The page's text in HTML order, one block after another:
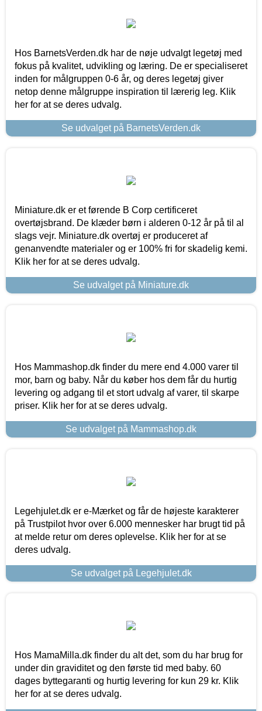
Hos BarnetsVerden.dk har de nøje udvalgt legetøj med
fokus på kvalitet, udvikling og læring. De er specialiseret
inden for målgruppen 0-6 år, og deres legetøj giver
netop denne målgruppe inspiration til lærerig leg. Klik
her for at se deres udvalg.
Se udvalget på BarnetsVerden.dk
Miniature.dk er et førende B Corp certificeret
overtøjsbrand. De klæder børn i alderen 0-12 år på til al
slags vejr. Miniature.dk overtøj er produceret af
genanvendte materialer og er 100% fri for skadelig kemi.
Klik her for at se deres udvalg.
Se udvalget på Miniature.dk
Hos Mammashop.dk finder du mere end 4.000 varer til
mor, barn og baby. Når du køber hos dem får du hurtig
levering og adgang til et stort udvalg af varer, til skarpe
priser. Klik her for at se deres udvalg.
Se udvalget på Mammashop.dk
Legehjulet.dk er e-Mærket og får de højeste karakterer
på Trustpilot hvor over 6.000 mennesker har brugt tid på
at melde retur om deres oplevelse. Klik her for at se
deres udvalg.
Se udvalget på Legehjulet.dk
Hos MamaMilla.dk finder du alt det, som du har brug for
under din graviditet og den første tid med baby. 60
dages byttegaranti og hurtig levering for kun 29 kr. Klik
her for at se deres udvalg.